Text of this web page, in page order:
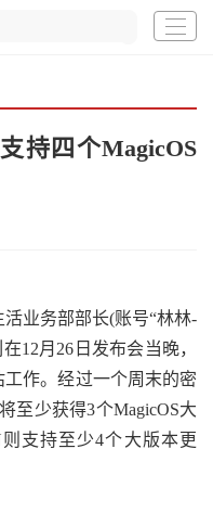
持四个MagicOS
业务部部长(账号“林林-
12月26日发布会当晚，
作。经过一个周末的密
至少获得3个MagicOS大
支持至少4个大版本更